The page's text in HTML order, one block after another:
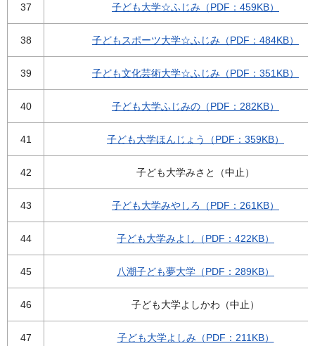
37 子ども大学☆ふじみ（PDF：459KB）
38 子どもスポーツ大学☆ふじみ（PDF：484KB）
39 子ども文化芸術大学☆ふじみ（PDF：351KB）
40 子ども大学ふじみの（PDF：282KB）
41 子ども大学ほんじょう（PDF：359KB）
42 子ども大学みさと（中止）
43 子ども大学みやしろ（PDF：261KB）
44 子ども大学みよし（PDF：422KB）
45 八潮子ども夢大学（PDF：289KB）
46 子ども大学よしかわ（中止）
47 子ども大学よしみ（PDF：211KB）